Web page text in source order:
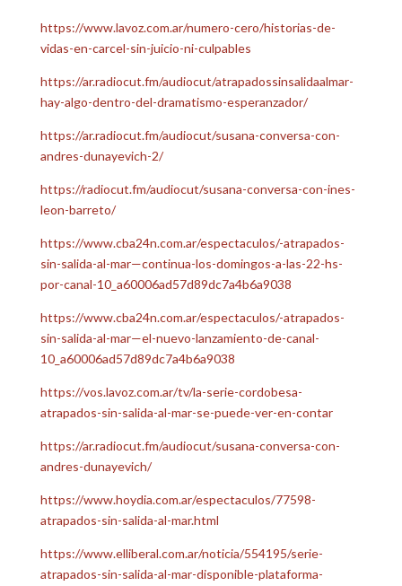
https://www.lavoz.com.ar/numero-cero/historias-de-
vidas-en-carcel-sin-juicio-ni-culpables
https://ar.radiocut.fm/audiocut/atrapadossinsalidaalmar-
hay-algo-dentro-del-dramatismo-esperanzador/
https://ar.radiocut.fm/audiocut/susana-conversa-con-
andres-dunayevich-2/
https://radiocut.fm/audiocut/susana-conversa-con-ines-
leon-barreto/
https://www.cba24n.com.ar/espectaculos/-atrapados-
sin-salida-al-mar—continua-los-domingos-a-las-22-hs-
por-canal-10_a60006ad57d89dc7a4b6a9038
https://www.cba24n.com.ar/espectaculos/-atrapados-
sin-salida-al-mar—el-nuevo-lanzamiento-de-canal-
10_a60006ad57d89dc7a4b6a9038
https://vos.lavoz.com.ar/tv/la-serie-cordobesa-
atrapados-sin-salida-al-mar-se-puede-ver-en-contar
https://ar.radiocut.fm/audiocut/susana-conversa-con-
andres-dunayevich/
https://www.hoydia.com.ar/espectaculos/77598-
atrapados-sin-salida-al-mar.html
https://www.elliberal.com.ar/noticia/554195/serie-
atrapados-sin-salida-al-mar-disponible-plataforma-